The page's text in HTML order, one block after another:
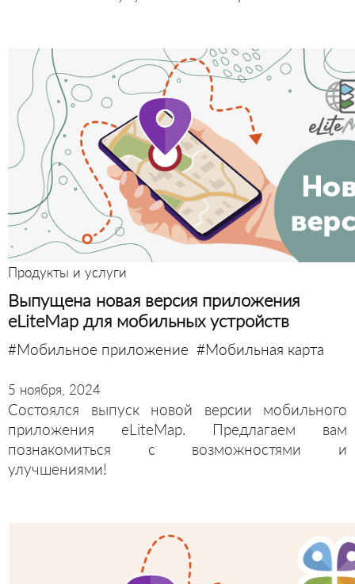
Продукты и услуги
Выпущена новая версия приложения
eLiteMap для мобильных устройств
#Мобильное приложение #Мобильная карта
5 ноября, 2024
Состоялся выпуск новой версии мобильного
приложения eLiteMap. Предлагаем вам
познакомиться с возможностями и
улучшениями!